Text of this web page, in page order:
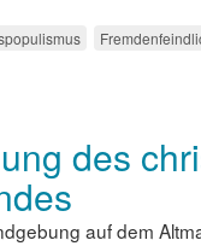
des
auf dem